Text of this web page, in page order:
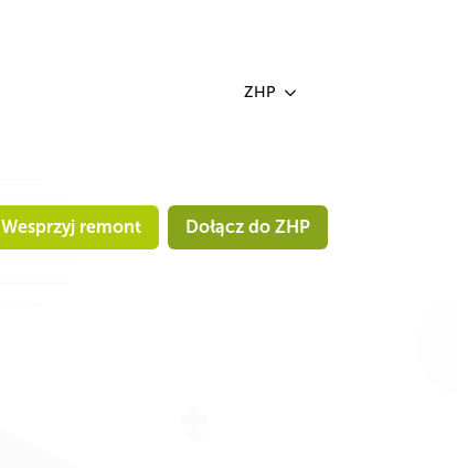
ZHP
Wesprzyj remont Dołącz do ZHP